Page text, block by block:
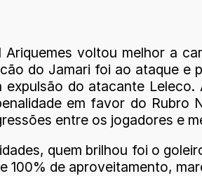
voltou melhor a
do Jamari foi ao ataque
expulsão do atacante
em favor do
entre os jogadores e
quem brilhou foi o
100% de aproveitamento,